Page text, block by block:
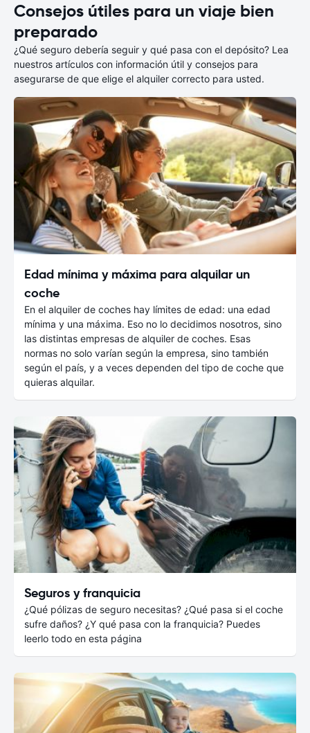
Consejos útiles para un viaje bien
preparado
¿Qué seguro debería seguir y qué pasa con el depósito? Lea
nuestros artículos con información útil y consejos para
asegurarse de que elige el alquiler correcto para usted.
Edad mínima y máxima para alquilar un
coche
En el alquiler de coches hay límites de edad: una edad
mínima y una máxima. Eso no lo decidimos nosotros, sino
las distintas empresas de alquiler de coches. Esas
normas no solo varían según la empresa, sino también
según el país, y a veces dependen del tipo de coche que
quieras alquilar.
Seguros y franquicia
¿Qué pólizas de seguro necesitas? ¿Qué pasa si el coche
sufre daños? ¿Y qué pasa con la franquicia? Puedes
leerlo todo en esta página